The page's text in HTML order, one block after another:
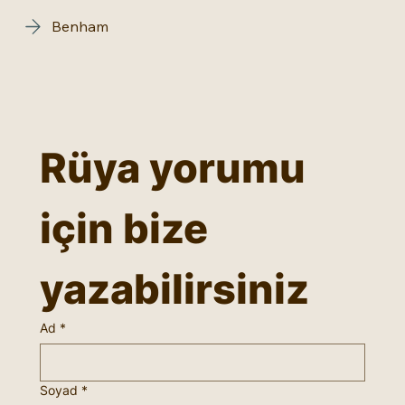
Benham
Rüya yorumu
için bize
yazabilirsiniz
Ad *
Soyad *